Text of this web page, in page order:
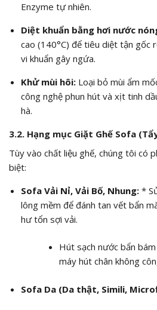
Enzyme tự nhiên.
Diệt khuẩn bằng hơi nước
cao (140°C) để tiêu diệt tận gốc
vi khuẩn gây ngứa.
Khử mùi hôi:Loại bỏ mùi ẩm
công nghệ phun hút và xịt tinh
hà.
3.2. Hạng mục Giặt Ghế Sofa
Tùy vào chất liệu ghế, chúng tôi có
biệt:
Sofa Vải Nỉ, Vải Bố, Nhung:*
lông mềm để đánh tan vết bẩn
hư tổn sợi vải.
Hút sạch nước bẩn
máy hút chân không
Sofa Da (Da thật, Simili,